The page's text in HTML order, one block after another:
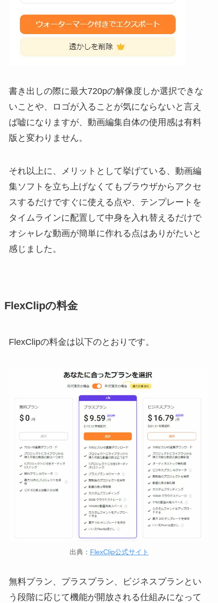
書き出しの際に最大720pの解像度しか選択できな
いことや、ロゴが入ることが気にならないと言え
ば嘘になりますが、動画編集自体の使用感は有料
版と変わりません。
それ以上に、メリットとして挙げている、動画編
集ソフトを立ち上げなくてもブラウザからアクセ
スするだけですぐに使える点や、テンプレートを
タイムラインに配置して中身を入れ替えるだけで
オシャレな動画が簡単に作れる点はありがたいと
感じました。
FlexClipの料金
FlexClipの料金は以下のとおりです。
出典： FlexClip公式サイト
無料プラン、プラスプラン、ビジネスプランとい
う段階に応じて機能が開放される仕組みになって